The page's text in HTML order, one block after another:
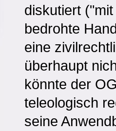
diskutiert
bedrohte
eine
überhaupt
könnte der
teleologisch
seine